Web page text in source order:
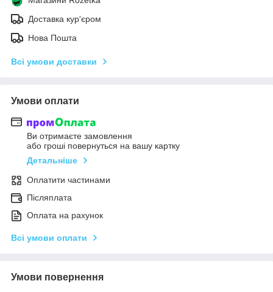
Доставка кур'єром
Нова Пошта
Всі умови доставки
Умови оплати
Ви отримаєте замовлення
або гроші повернуться на вашу картку
Детальніше
Оплатити частинами
Післяплата
Оплата на рахунок
Всі умови оплати
Умови повернення